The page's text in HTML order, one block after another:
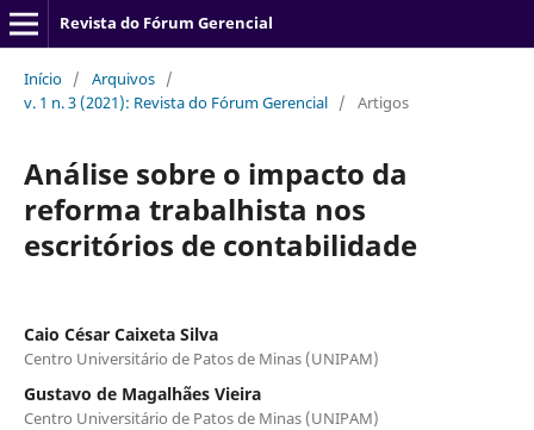
Revista do Fórum Gerencial
Início / Arquivos /
v. 1 n. 3 (2021): Revista do Fórum Gerencial / Artigos
Análise sobre o impacto da
reforma trabalhista nos
escritórios de contabilidade
Caio César Caixeta Silva
Centro Universitário de Patos de Minas (UNIPAM)
Gustavo de Magalhães Vieira
Centro Universitário de Patos de Minas (UNIPAM)